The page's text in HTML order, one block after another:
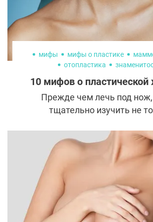
мифы мифы о пластике
отопластика
10 мифов о пластической
Прежде чем лечь под
тщательно изучить не
хирургах, но и мифы и
эстетической медицины.
подход убедит в
пластической операции в